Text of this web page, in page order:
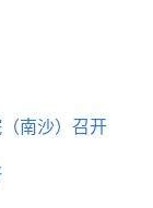
南沙）召开